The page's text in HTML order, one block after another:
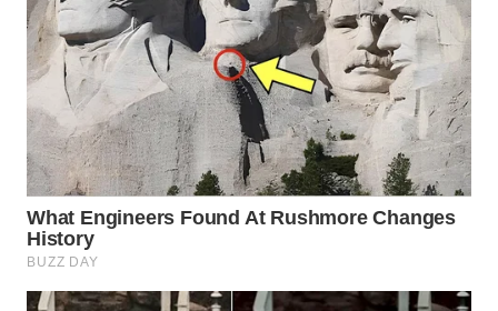
WN
TEBING
TINGGI
WN
PAKPAK
WN
KARAWANG